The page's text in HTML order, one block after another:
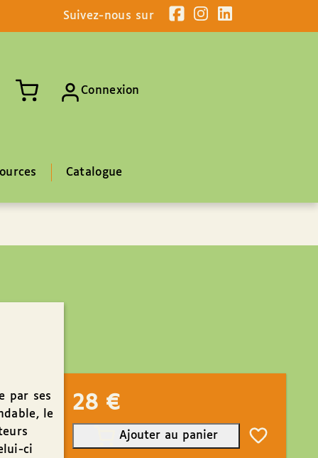
Suivez-nous sur
Connexion
Catalogue
par ses
le
ci
28 €
Ajouter au panier